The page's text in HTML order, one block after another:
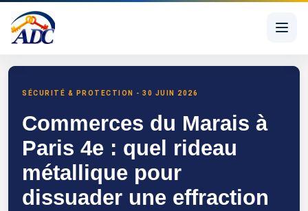
Commerces du Marais à Paris 4e : quel niveau de
SÉCURITÉ & PROTECTION - 30 JUIN 2026
Commerces du Marais à
Paris 4e : quel rideau
métallique pour
dissuader une effraction